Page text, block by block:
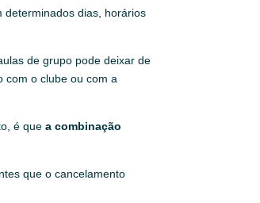
determinados dias, horários
de grupo pode deixar de
com o clube ou com a
é quea combinação
que o cancelamento